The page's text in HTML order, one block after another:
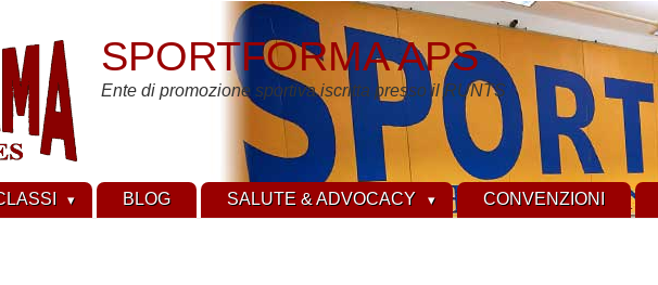
SPORTFORMA APS
Ente di promozione sportiva iscritta presso il RUNTS
BLOG SALUTE & ADVOCACY CONVENZIONI